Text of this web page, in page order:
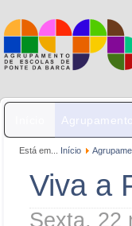
Agrupamento
Está em... Início
Viva a
Sexta, 22